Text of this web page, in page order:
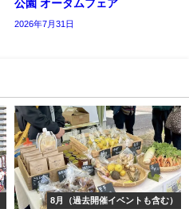
公園 オータムフェア
2026年7月31日
8月（過去開催イベントも含む）